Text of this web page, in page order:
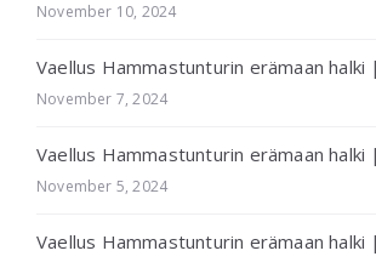
November 10, 2024
Vaellus Hammastunturin erämaan halki
November 7, 2024
Vaellus Hammastunturin erämaan halki
November 5, 2024
Vaellus Hammastunturin erämaan halki